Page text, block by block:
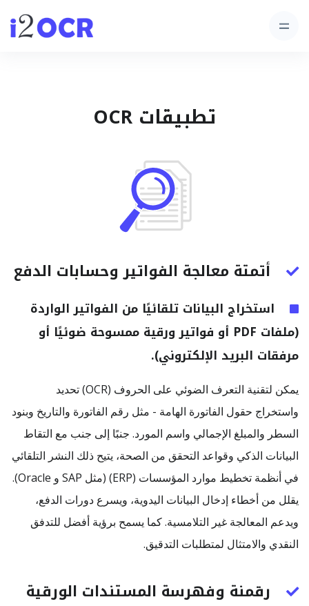
تطبيقات OCR
أتمتة معالجة الفواتير وحسابات الدفع
استخراج البيانات تلقائيًا من الفواتير الواردة
(ملفات PDF أو فواتير ورقية ممسوحة ضوئيًا أو
مرفقات البريد الإلكتروني).
يمكن لتقنية التعرف الضوئي على الحروف (OCR) تحديد
واستخراج حقول الفاتورة الهامة - مثل رقم الفاتورة والتاريخ وبنود
السطر والمبلغ الإجمالي واسم المورد. جنبًا إلى جنب مع التقاط
البيانات الذكي وقواعد التحقق من الصحة، يتيح ذلك النشر التلقائي
في أنظمة تخطيط موارد المؤسسات (ERP) (مثل SAP و Oracle).
يقلل من أخطاء إدخال البيانات اليدوية، ويسرع دورات الدفع،
ويدعم المعالجة غير التلامسية. كما يسمح برؤية أفضل للتدفق
النقدي والامتثال لمتطلبات التدقيق.
رقمنة وفهرسة المستندات الورقية